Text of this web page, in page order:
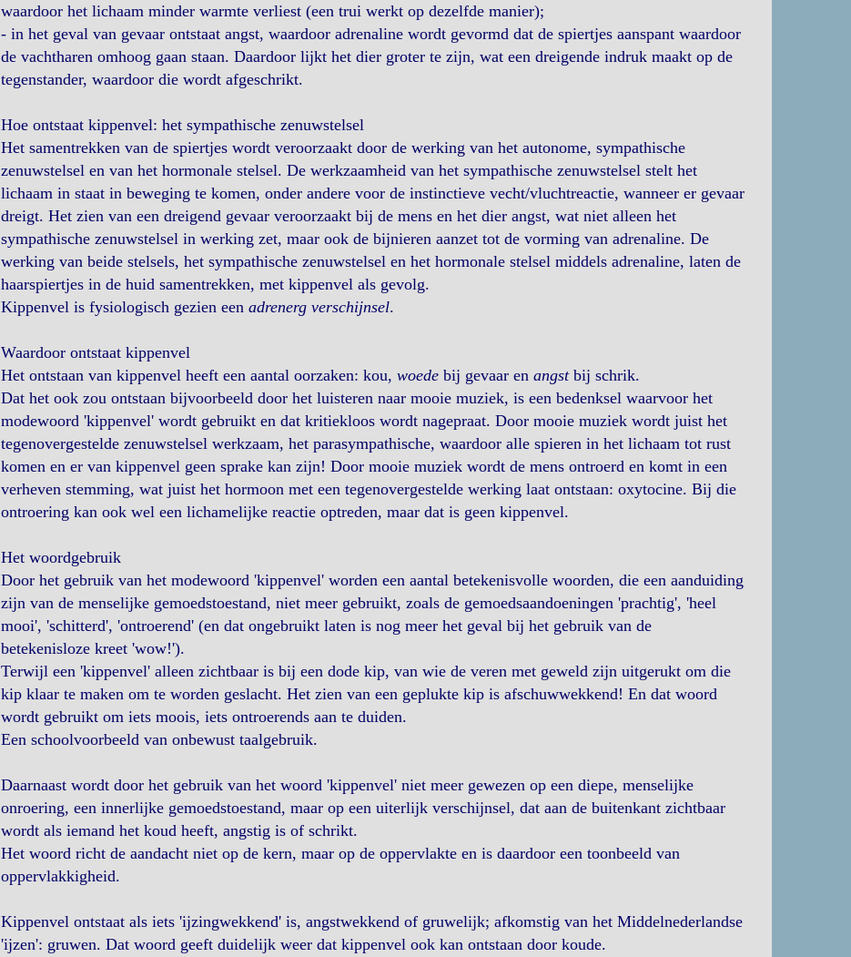
waardoor het lichaam minder warmte verliest (een trui werkt op dezelfde manier);
- in het geval van gevaar ontstaat angst, waardoor adrenaline wordt gevormd dat de spiertjes aanspant waardoor
de vachtharen omhoog gaan staan. Daardoor lijkt het dier groter te zijn, wat een dreigende indruk maakt op de
tegenstander, waardoor die wordt afgeschrikt.
Hoe ontstaat kippenvel: het sympathische zenuwstelsel
Het samentrekken van de spiertjes wordt veroorzaakt door de werking van het autonome, sympathische
zenuwstelsel en van het hormonale stelsel. De werkzaamheid van het sympathische zenuwstelsel stelt het
lichaam in staat in beweging te komen, onder andere voor de instinctieve vecht/vluchtreactie, wanneer er gevaar
dreigt. Het zien van een dreigend gevaar veroorzaakt bij de mens en het dier angst, wat niet alleen het
sympathische zenuwstelsel in werking zet, maar ook de bijnieren aanzet tot de vorming van adrenaline. De
werking van beide stelsels, het sympathische zenuwstelsel en het hormonale stelsel middels adrenaline, laten de
haarspiertjes in de huid samentrekken, met kippenvel als gevolg.
Kippenvel is fysiologisch gezien een adrenerg verschijnsel.
Waardoor ontstaat kippenvel
Het ontstaan van kippenvel heeft een aantal oorzaken: kou, woedebij gevaar en angstbij schrik.
Dat het ook zou ontstaan bijvoorbeeld door het luisteren naar mooie muziek, is een bedenksel waarvoor het
modewoord 'kippenvel' wordt gebruikt en dat kritiekloos wordt nagepraat. Door mooie muziek wordt juist het
tegenovergestelde zenuwstelsel werkzaam, het parasympathische, waardoor alle spieren in het lichaam tot rust
komen en er van kippenvel geen sprake kan zijn! Door mooie muziek wordt de mens ontroerd en komt in een
verheven stemming, wat juist het hormoon met een tegenovergestelde werking laat ontstaan: oxytocine. Bij die
ontroering kan ook wel een lichamelijke reactie optreden, maar dat is geen kippenvel.
Het woordgebruik
Door het gebruik van het modewoord 'kippenvel' worden een aantal betekenisvolle woorden, die een aanduiding
zijn van de menselijke gemoedstoestand, niet meer gebruikt, zoals de gemoedsaandoeningen 'prachtig', 'heel
mooi', 'schitterd', 'ontroerend' (en dat ongebruikt laten is nog meer het geval bij het gebruik van de
betekenisloze kreet 'wow!').
Terwijl een 'kippenvel' alleen zichtbaar is bij een dode kip, van wie de veren met geweld zijn uitgerukt om die
kip klaar te maken om te worden geslacht. Het zien van een geplukte kip is afschuwwekkend! En dat woord
wordt gebruikt om iets moois, iets ontroerends aan te duiden.
Een schoolvoorbeeld van onbewust taalgebruik.
Daarnaast wordt door het gebruik van het woord 'kippenvel' niet meer gewezen op een diepe, menselijke
onroering, een innerlijke gemoedstoestand, maar op een uiterlijk verschijnsel, dat aan de buitenkant zichtbaar
wordt als iemand het koud heeft, angstig is of schrikt.
Het woord richt de aandacht niet op de kern, maar op de oppervlakte en is daardoor een toonbeeld van
oppervlakkigheid.
Kippenvel ontstaat als iets 'ijzingwekkend' is, angstwekkend of gruwelijk; afkomstig van het Middelnederlandse
'ijzen': gruwen. Dat woord geeft duidelijk weer dat kippenvel ook kan ontstaan door koude.